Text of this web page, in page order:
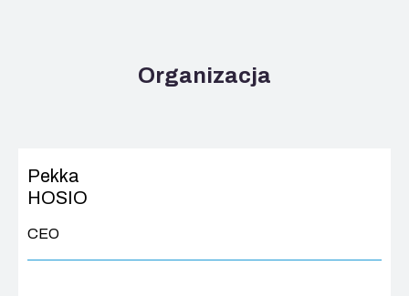
Organizacja
Pekka
HOSIO
CEO